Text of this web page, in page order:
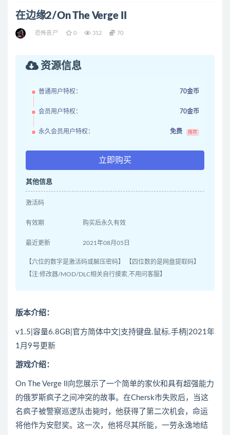
在边缘2/On The Verge II
恐怖丧尸 0 312 70
资源信息
普通用户特权： 70金币
会员用户特权： 70金币
永久会员用户特权： 免费 推荐
立即购买
其他信息
激活码
有效期 购买后永久有效
最近更新 2021年08月05日
【六位的数字是激活码或解压密码】 【四位数的是网盘提取码】
【注:修改器/MOD/DLC相关自行摸索,不用问客服】
版本介绍：
v1.5|容量6.8GB|官方简体中文|支持键盘.鼠标.手柄|2021年
1月9号更新
游戏介绍：
On The Verge II向您展示了一个简单的家伙和具有超强能力
的俄罗斯疯子之间冲突的故事。在Chersk市失败后，当这
名疯子被警察巡逻队击毙时，他获得了第二次机会，命运
将他作为安慰奖。这一次，他将尽其所能，一劳永逸地结